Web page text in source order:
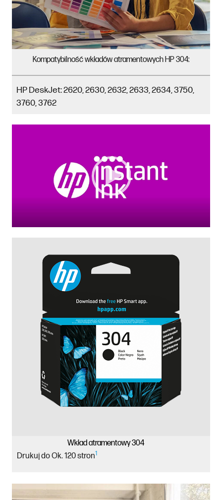
Kompatybilność wkładów atramentowych HP 304:
HP DeskJet: 2620, 2630, 2632, 2633, 2634, 3750,
3760, 3762
Video Player
Wkład atramentowy 304
Drukuj do Ok. 120 stron1